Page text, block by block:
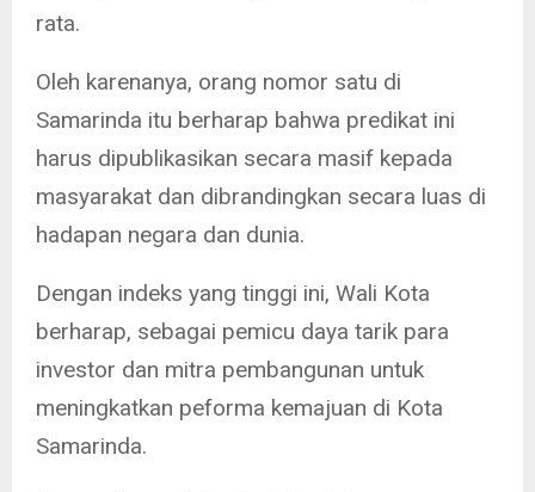
rata.
Oleh karenanya, orang nomor satu di
Samarinda itu berharap bahwa predikat ini
harus dipublikasikan secara masif kepada
masyarakat dan dibrandingkan secara luas di
hadapan negara dan dunia.
Dengan indeks yang tinggi ini, Wali Kota
berharap, sebagai pemicu daya tarik para
investor dan mitra pembangunan untuk
meningkatkan peforma kemajuan di Kota
Samarinda.